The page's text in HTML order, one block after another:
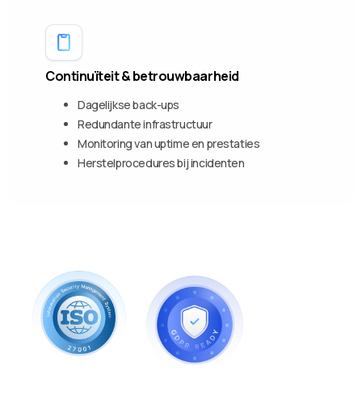
Continuïteit & betrouwbaarheid
Dagelijkse back-ups
Redundante infrastructuur
Monitoring van uptime en prestaties
Herstelprocedures bij incidenten